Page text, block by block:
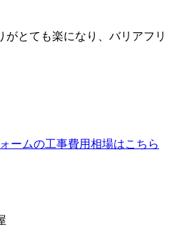
がとても楽になり、バリアフリ
ームの工事費用相場はこちら